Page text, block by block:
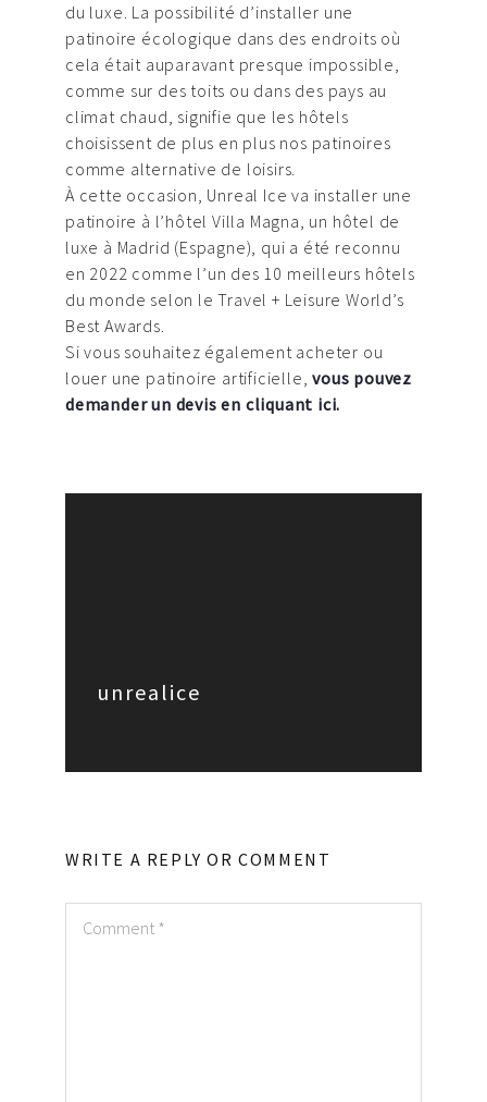
du luxe. La possibilité d’installer une
patinoire écologique dans des endroits où
cela était auparavant presque impossible,
comme sur des toits ou dans des pays au
climat chaud, signifie que les hôtels
choisissent de plus en plus nos patinoires
comme alternative de loisirs.
À cette occasion, Unreal Ice va installer une
patinoire à l’hôtel Villa Magna, un hôtel de
luxe à Madrid (Espagne), qui a été reconnu
en 2022 comme l’un des 10 meilleurs hôtels
du monde selon le Travel + Leisure World’s
Best Awards.
Si vous souhaitez également acheter ou
louer une patinoire artificielle,vous pouvez
demander un devis en cliquant ici.
unrealice
WRITE A REPLY OR COMMENT